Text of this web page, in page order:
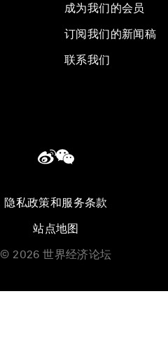
成为我们的会员
订阅我们的新闻稿
联系我们
隐私政策和服务条款
站点地图
© 2026 世界经济论坛